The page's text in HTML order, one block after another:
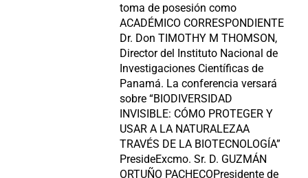
toma de posesión como
ACADÉMICO CORRESPONDIENTE
Dr. Don TIMOTHY M THOMSON,
Director del Instituto Nacional de
Investigaciones Científicas de
Panamá. La conferencia versará
sobre “BIODIVERSIDAD
INVISIBLE: CÓMO PROTEGER Y
USAR A LA NATURALEZAA
TRAVÉS DE LA BIOTECNOLOGÍA”
PresideExcmo. Sr. D. GUZMÁN
ORTUÑO PACHECOPresidente de